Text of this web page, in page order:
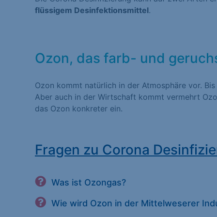
flüssigem Desinfektionsmittel.
Ozon, das farb- und
Ozon kommt natürlich in der Atmosphäre vor.
Aber auch in der Wirtschaft kommt vermehrt
das Ozon konkreter ein.
Fragen zu Corona
Was ist Ozongas?
Wie wird Ozon in der Mittelweserer
Statistik Cookies
Website nutzen.
Besucher unsere
Marketing (1)
Marketing-Cookies
Inhalte von